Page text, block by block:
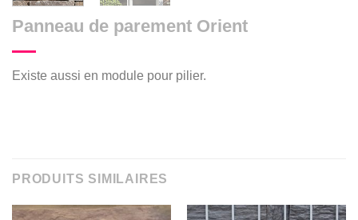
Panneau de parement Orient
Existe aussi en module pour pilier.
PRODUITS SIMILAIRES